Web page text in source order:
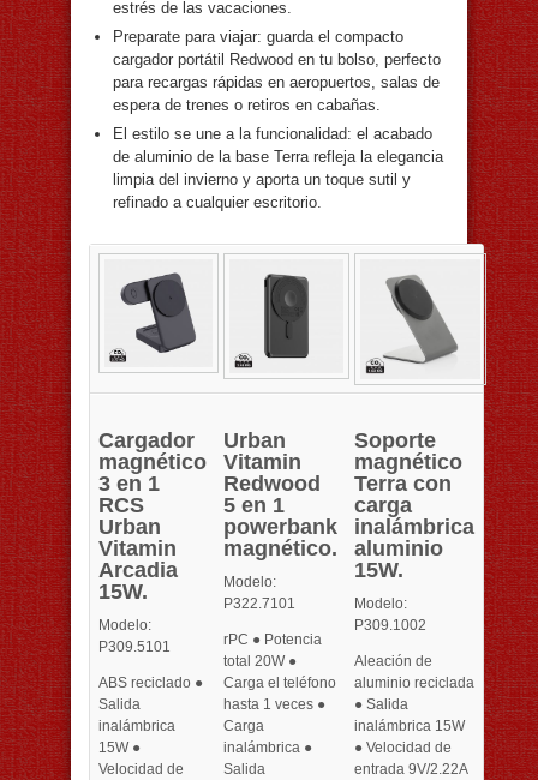
estrés de las vacaciones.
Preparate para viajar: guarda el compacto
cargador portátil Redwood en tu bolso, perfecto
para recargas rápidas en aeropuertos, salas de
espera de trenes o retiros en cabañas.
El estilo se une a la funcionalidad: el acabado
de aluminio de la base Terra refleja la elegancia
limpia del invierno y aporta un toque sutil y
refinado a cualquier escritorio.
Cargador
magnético
3 en 1
RCS
Urban
Vitamin
Arcadia
15W.
Modelo:
P309.5101
ABS reciclado ●
Salida
inalámbrica
15W ●
Velocidad de
Urban
Vitamin
Redwood
5 en 1
powerbank
magnético.
Modelo:
P322.7101
rPC ● Potencia
total 20W ●
Carga el teléfono
hasta 1 veces ●
Carga
inalámbrica ●
Salida
Soporte
magnético
Terra con
carga
inalámbrica
aluminio
15W.
Modelo:
P309.1002
Aleación de
aluminio reciclada
● Salida
inalámbrica 15W
● Velocidad de
entrada 9V/2.22A